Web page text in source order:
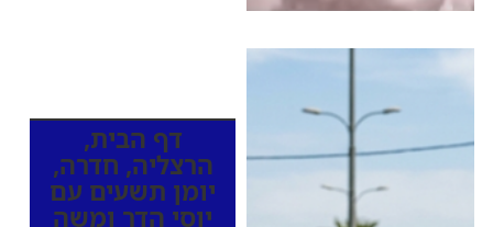
דף הבית,
הרצליה, חדרה,
יומן תשעים עם
יוסי הדר ומשה